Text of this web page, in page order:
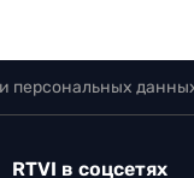
персональных
RTVI в соцсетях